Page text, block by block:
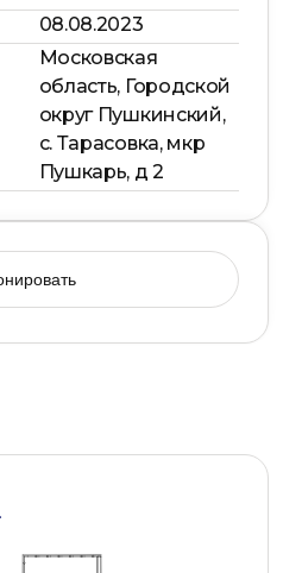
08.08.2023
Московская
область, Городской
округ Пушкинский,
с. Тарасовка, мкр
Пушкарь, д 2